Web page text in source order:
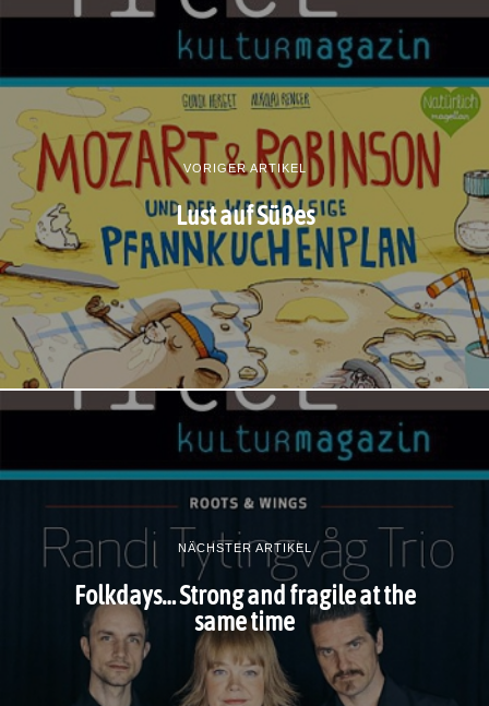
VORIGER ARTIKEL
Lust auf Süßes
NÄCHSTER ARTIKEL
Folkdays… Strong and fragile at the
same time